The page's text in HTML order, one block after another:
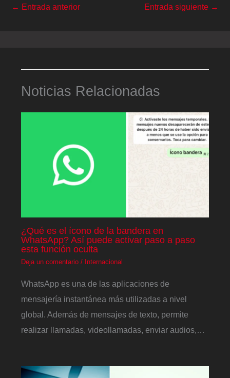
← Entrada anterior Entrada siguiente →
Noticias Relacionadas
¿Qué es el ícono de la bandera en
WhatsApp? Así puede activar paso a paso
esta función oculta
Deja un comentario / Internacional
WhatsApp es una de las aplicaciones de
mensajería instantánea más utilizadas a nivel
global. Además de mensajes de texto, permite
realizar llamadas, videollamadas, enviar audios,…